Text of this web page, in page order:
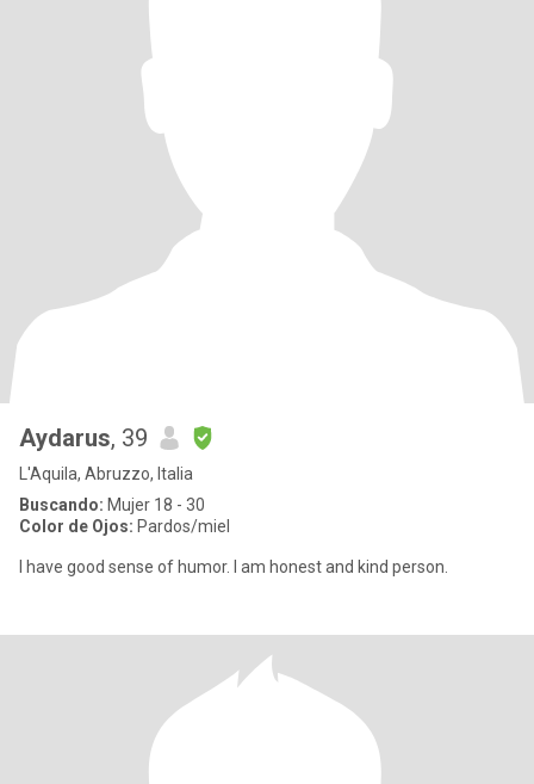
Aydarus, 39
L'Aquila, Abruzzo, Italia
Buscando: Mujer 18 - 30
Color de Ojos: Pardos/miel
I have good sense of humor. I am honest and kind person.